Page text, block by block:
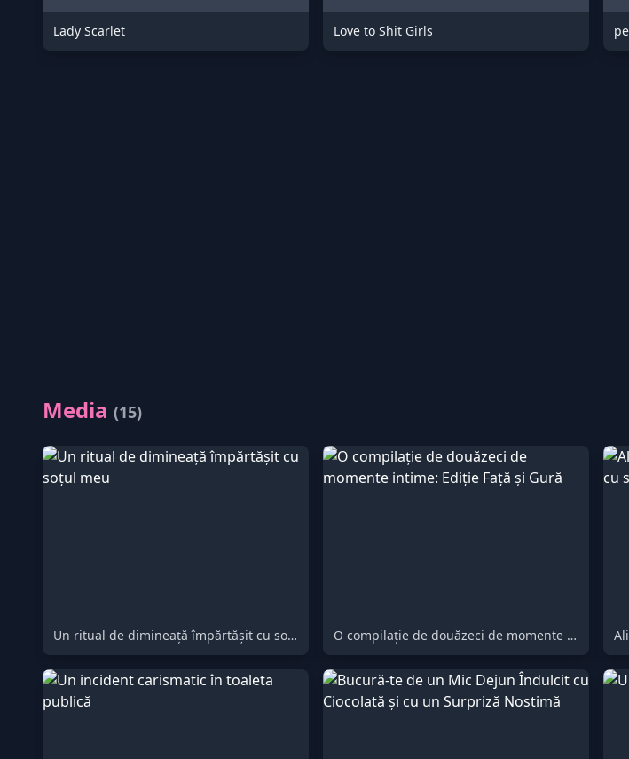
Lady Scarlet Love to Shit Girls
Media (15)
Un ritual de dimineață împărtășit cu soțul meu O compilație de douăzeci de momente intime: Ediție Față și Gură